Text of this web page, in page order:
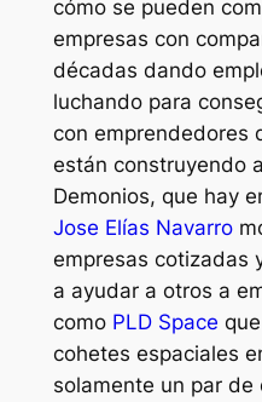
cómo se pueden
empresas con
décadas dando
luchando para
con emprendedores
están construyendo
Demonios, que hay
Jose Elías Navarro
empresas cotizadas
a ayudar a otros a
como PLD Space
cohetes espaciales
solamente un par de